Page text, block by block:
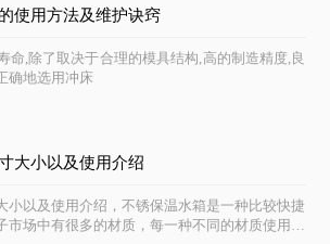
使用方法及维护诀窍
命,除了取决于合理的模具结构,高的制造精度,良
确地选用冲床
大小以及使用介绍
小以及使用介绍，不锈保温水箱是一种比较快捷
市场中有很多的材质，每一种不同的材质使用起